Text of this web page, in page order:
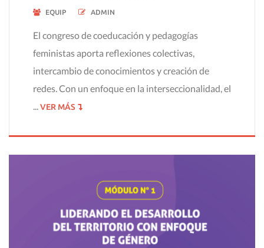
EQUIP ADMIN
El congreso de coeducación y pedagogías
feministas aporta reflexiones colectivas,
intercambio de conocimientos y creación de
redes. Con un enfoque en la interseccionalidad, el
...VER MÁS